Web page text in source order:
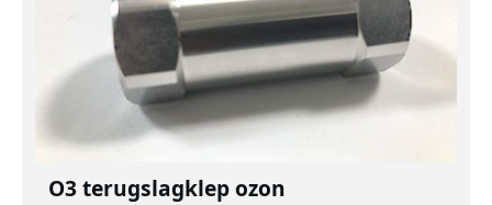
O3 terugslagklep ozon